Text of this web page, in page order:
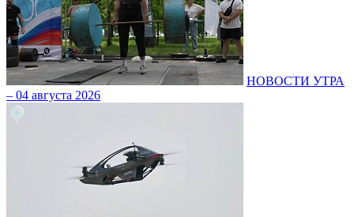
НОВОСТИ УТРА
– 04 августа 2026